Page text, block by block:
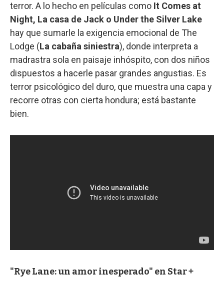
terror. A lo hecho en películas como It Comes at
Night, La casa de Jack o Under the Silver Lake
hay que sumarle la exigencia emocional de The
Lodge (La cabaña siniestra), donde interpreta a
madrastra sola en paisaje inhóspito, con dos niños
dispuestos a hacerle pasar grandes angustias. Es
terror psicológico del duro, que muestra una capa y
recorre otras con cierta hondura; está bastante
bien.
"Rye Lane: un amor inesperado" en Star +